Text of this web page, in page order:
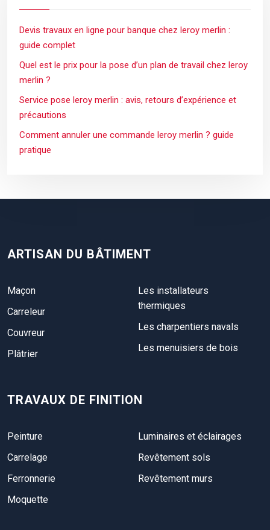
Devis travaux en ligne pour banque chez leroy merlin :
guide complet
Quel est le prix pour la pose d’un plan de travail chez leroy
merlin ?
Service pose leroy merlin : avis, retours d’expérience et
précautions
Comment annuler une commande leroy merlin ? guide
pratique
ARTISAN DU BÂTIMENT
Maçon
Carreleur
Couvreur
Plâtrier
Les installateurs
thermiques
Les charpentiers navals
Les menuisiers de bois
TRAVAUX DE FINITION
Peinture
Carrelage
Ferronnerie
Moquette
Luminaires et éclairages
Revêtement sols
Revêtement murs